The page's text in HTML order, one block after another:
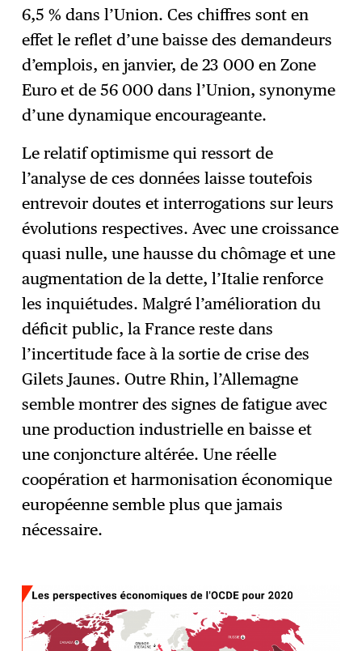
6,5 % dans l’Union. Ces chiffres sont en
effet le reflet d’une baisse des demandeurs
d’emplois, en janvier, de 23 000 en Zone
Euro et de 56 000 dans l’Union, synonyme
d’une dynamique encourageante.
Le relatif optimisme qui ressort de
l’analyse de ces données laisse toutefois
entrevoir doutes et interrogations sur leurs
évolutions respectives. Avec une croissance
quasi nulle, une hausse du chômage et une
augmentation de la dette, l’Italie renforce
les inquiétudes. Malgré l’amélioration du
déficit public, la France reste dans
l’incertitude face à la sortie de crise des
Gilets Jaunes. Outre Rhin, l’Allemagne
semble montrer des signes de fatigue avec
une production industrielle en baisse et
une conjoncture altérée. Une réelle
coopération et harmonisation économique
européenne semble plus que jamais
nécessaire.